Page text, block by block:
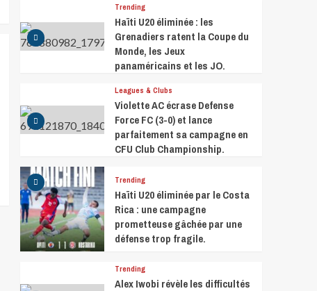
Trending
Haïti U20 éliminée : les
Grenadiers ratent la Coupe du
Monde, les Jeux
panaméricains et les JO.
Leagues & Clubs
Violette AC écrase Defense
Force FC (3-0) et lance
parfaitement sa campagne en
CFU Club Championship.
Trending
Haïti U20 éliminée par le Costa
Rica : une campagne
prometteuse gâchée par une
défense trop fragile.
Trending
Alex Iwobi révèle les difficultés